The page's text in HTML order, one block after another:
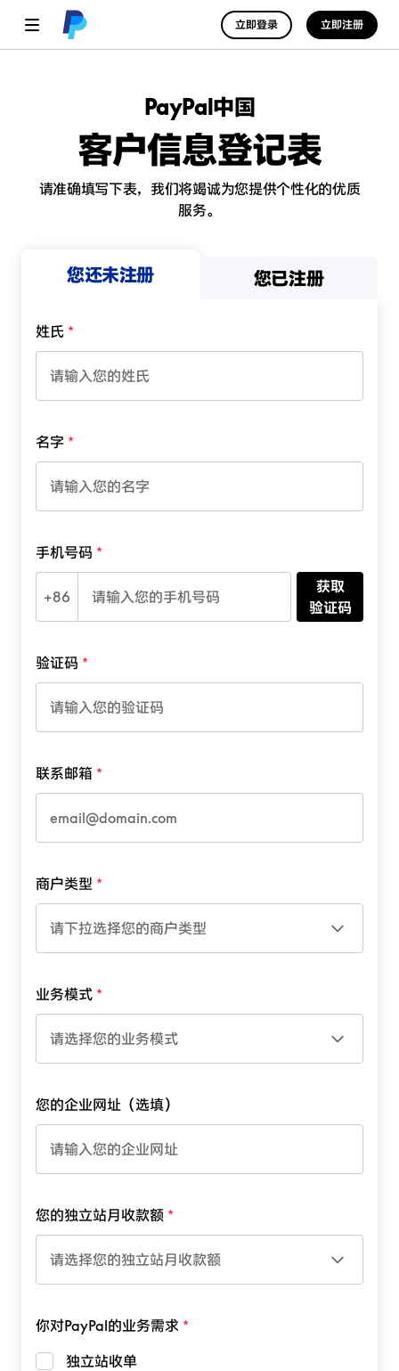
立即登录 立即注册
PayPal中国
客户信息登记表
请准确填写下表，我们将竭诚为您提供个性化的优质
服务。
您还未注册 您已注册
姓氏
名字
手机号码
+86
获取
验证码
验证码
联系邮箱
商户类型
请下拉选择您的商户类型
业务模式
请选择您的业务模式
您的企业网址（选填）
您的独立站月收款额
请选择您的独立站月收款额
你对PayPal的业务需求
独立站收单